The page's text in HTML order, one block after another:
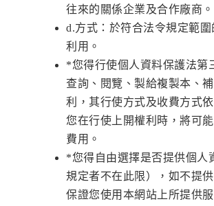
往來的關係企業及合作廠商。
d.方式：於符合法令規定範
利用。
*您得行使個人資料保護法第
查詢、閱覽、製給複製本、
利，其行使方式及收費方式
您在行使上開權利時，將可
費用。
*您得自由選擇是否提供個人
規定者不在此限），如不提
保證您使用本網站上所提供